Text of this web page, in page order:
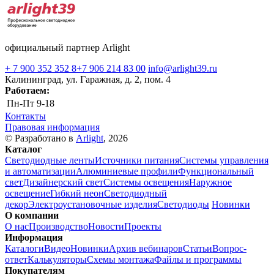
официальный партнер Arlight
+ 7 900 352 352 8+7 906 214 83 00 info@arlight39.ru
Калининград, ул. Гаражная, д. 2, пом. 4
Работаем:
Пн-Пт 9-18
Контакты
Правовая информация
© Разработано в Arlight, 2026
Каталог
Светодиодные лентыИсточники питанияСистемы управления
и автоматизацииАлюминиевые профилиФункциональный
светДизайнерский светСистемы освещенияНаружное
освещениеГибкий неонСветодиодный
декорЭлектроустановочные изделияСветодиоды Новинки
О компании
О насПроизводствоНовостиПроекты
Информация
КаталогиВидеоНовинкиАрхив вебинаровСтатьиВопрос-
ответКалькуляторыСхемы монтажаФайлы и программы
Покупателям